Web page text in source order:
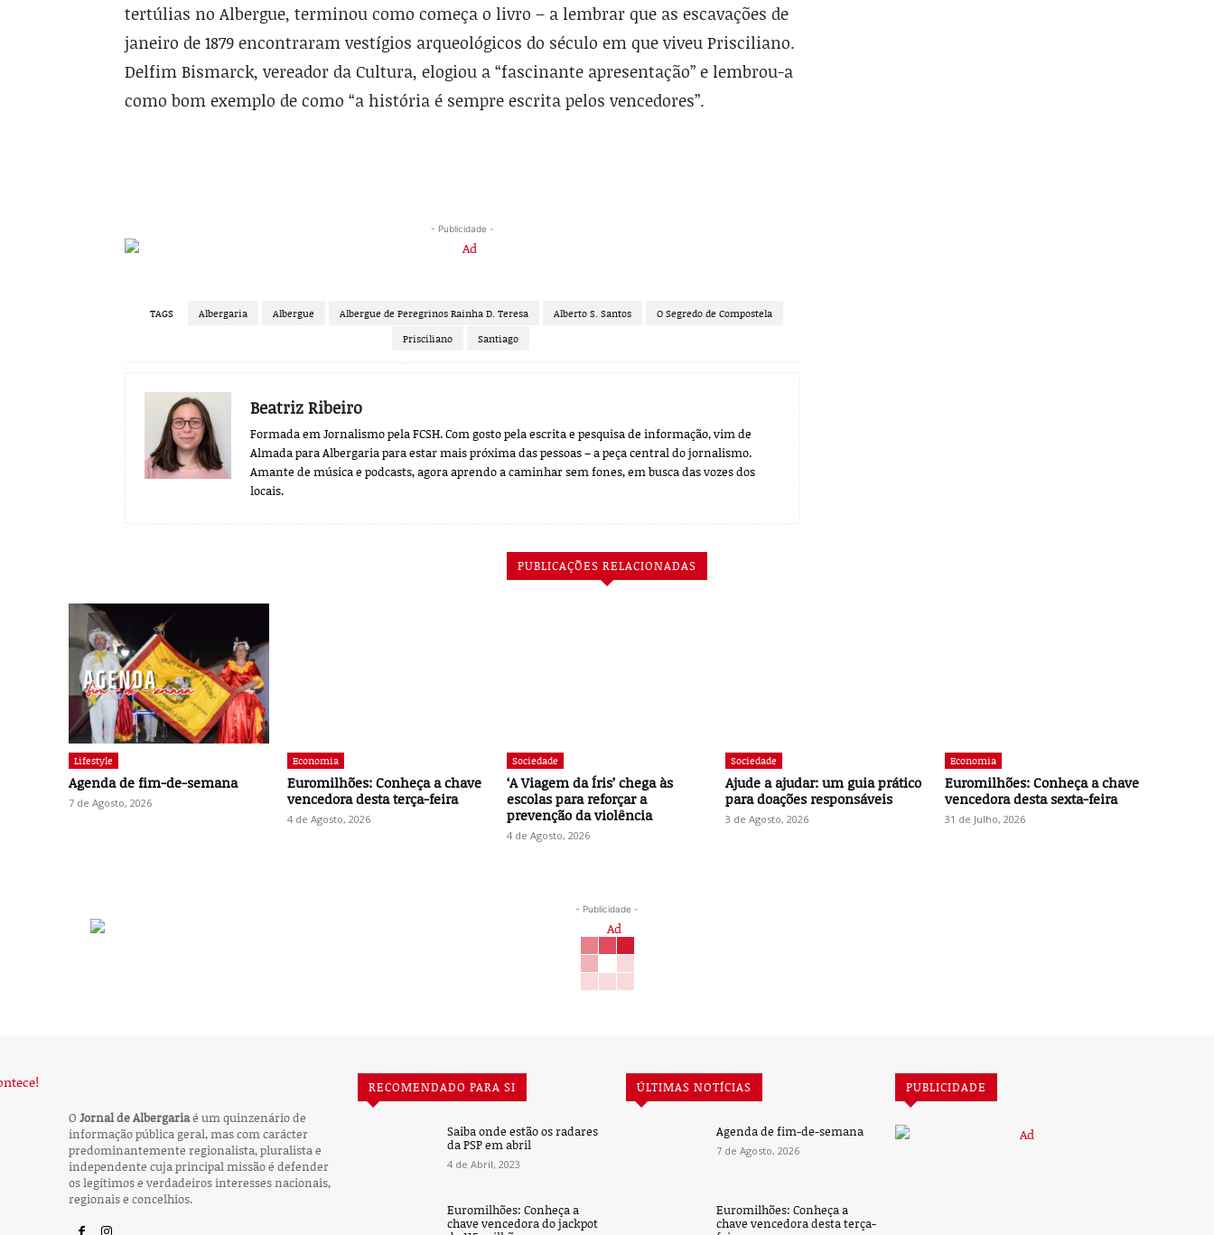
tertúlias no Albergue, terminou como começa o livro – a lembrar que as escavações de
janeiro de 1879 encontraram vestígios arqueológicos do século em que viveu Prisciliano.
Delfim Bismarck, vereador da Cultura, elogiou a “fascinante apresentação” e lembrou-a
como bom exemplo de como “a história é sempre escrita pelos vencedores”.
- Publicidade -
TAGS Albergaria Albergue Albergue de Peregrinos Rainha D. Teresa Alberto S. Santos
O Segredo de Compostela
Prisciliano
Santiago
Beatriz Ribeiro
Formada em Jornalismo pela FCSH. Com gosto pela escrita e pesquisa de informação, vim de
Almada para Albergaria para estar mais próxima das pessoas – a peça central do jornalismo.
Amante de música e podcasts, agora aprendo a caminhar sem fones, em busca das vozes dos
locais.
PUBLICAÇÕES RELACIONADAS
Lifestyle
Agenda de fim-de-semana
7 de Agosto, 2026
Economia
Euromilhões: Conheça a chave
vencedora desta terça-feira
4 de Agosto, 2026
Sociedade
‘A Viagem da Íris’ chega às
escolas para reforçar a
prevenção da violência
4 de Agosto, 2026
Sociedade
Ajude a ajudar: um guia prático
para doações responsáveis
3 de Agosto, 2026
Economia
Euromilhões: Conheça a chave
vencedora desta sexta-feira
31 de Julho, 2026
- Publicidade -
O Jornal de Albergariaé um quinzenário de
informação pública geral, mas com carácter
predominantemente regionalista, pluralista e
independente cuja principal missão é defender
os legítimos e verdadeiros interesses nacionais,
regionais e concelhios.
RECOMENDADO PARA SI
Saiba onde estão os radares
da PSP em abril
4 de Abril, 2023
Euromilhões: Conheça a
chave vencedora do jackpot
ÚLTIMAS NOTÍCIAS
Agenda de fim-de-semana
7 de Agosto, 2026
Euromilhões: Conheça a
chave vencedora desta terça-
PUBLICIDADE